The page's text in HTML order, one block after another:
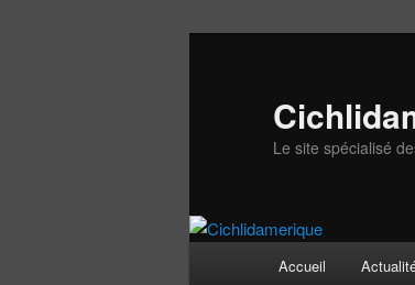
Le site spécialisé
Accueil